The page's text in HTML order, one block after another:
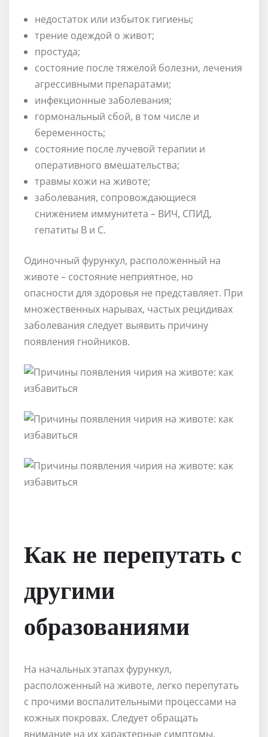
недостаток или избыток гигиены;
трение одеждой о живот;
простуда;
состояние после тяжелой болезни, лечения
агрессивными препаратами;
инфекционные заболевания;
гормональный сбой, в том числе и
беременность;
состояние после лучевой терапии и
оперативного вмешательства;
травмы кожи на животе;
заболевания, сопровождающиеся
снижением иммунитета – ВИЧ, СПИД,
гепатиты B и C.
Одиночный фурункул, расположенный на
животе – состояние неприятное, но
опасности для здоровья не представляет. При
множественных нарывах, частых рецидивах
заболевания следует выявить причину
появления гнойников.
Как не перепутать с
другими
образованиями
На начальных этапах фурункул,
расположенный на животе, легко перепутать
с прочими воспалительными процессами на
кожных покровах. Следует обращать
внимание на их характерные симптомы.